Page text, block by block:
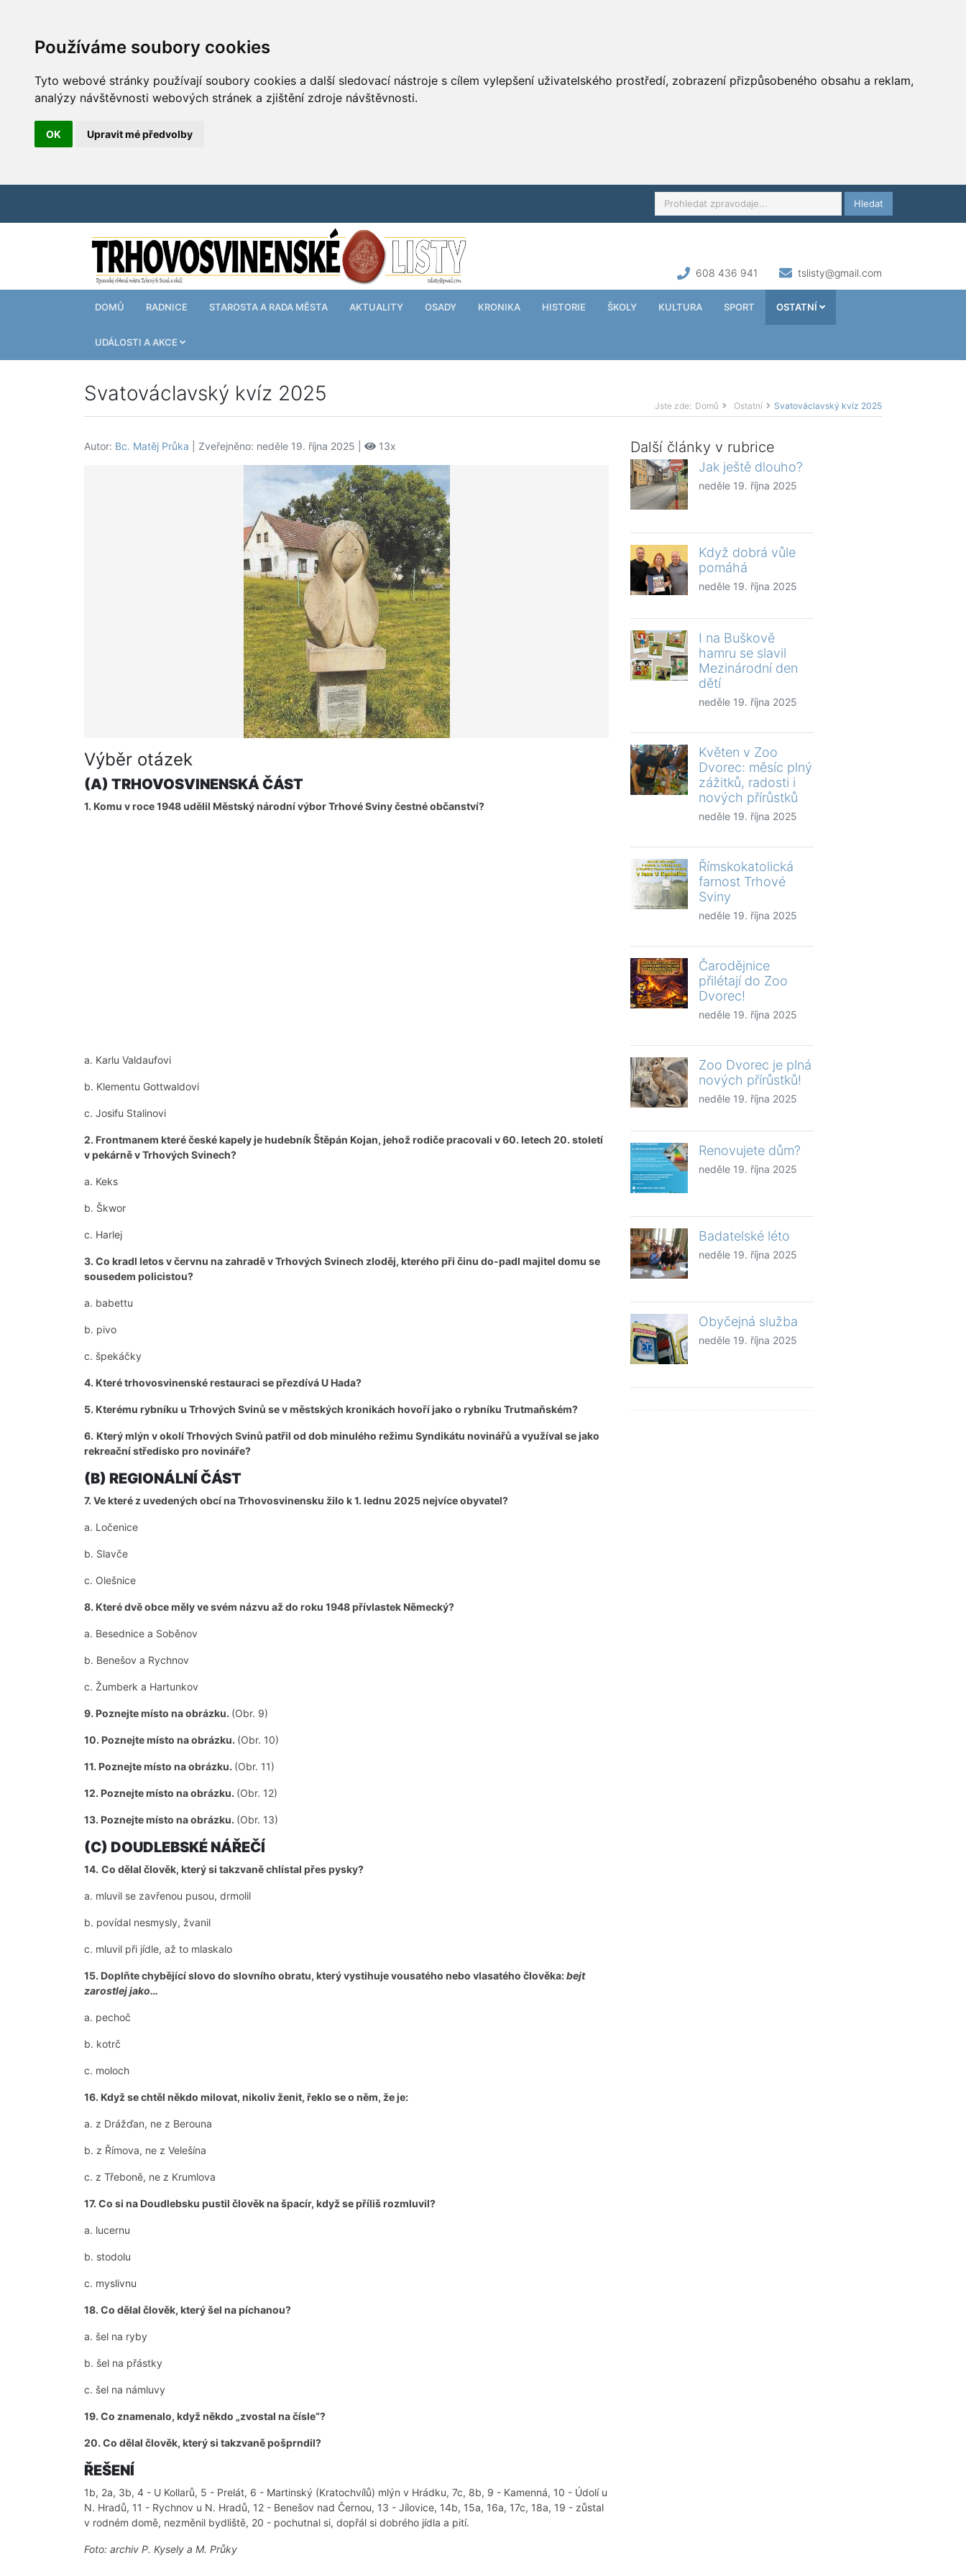
Používáme soubory cookies
Tyto webové stránky používají soubory cookies a další sledovací nástroje s cílem vylepšení uživatelského prostředí, zobrazení přizpůsobeného obsahu a reklam,
analýzy návštěvnosti webových stránek a zjištění zdroje návštěvnosti.
OK Upravit mé předvolby
Hledat
608 436 941 tslisty@gmail.com
DOMŮ RADNICE STAROSTA A RADA MĚSTA AKTUALITY OSADY KRONIKA HISTORIE ŠKOLY KULTURA SPORT OSTATNÍ
UDÁLOSTI A AKCE
Svatováclavský kvíz 2025
Jste zde: Domů Ostatní Svatováclavský kvíz 2025
Autor: Bc. Matěj Průka | Zveřejněno: neděle 19. října 2025 | 13x
Výběr otázek
(A) TRHOVOSVINENSKÁ ČÁST
1. Komu v roce 1948 udělil Městský národní výbor Trhové Sviny čestné občanství?
a. Karlu Valdaufovi
b. Klementu Gottwaldovi
c. Josifu Stalinovi
2. Frontmanem které české kapely je hudebník Štěpán Kojan, jehož rodiče pracovali v 60. letech 20. století
v pekárně v Trhových Svinech?
a. Keks
b. Škwor
c. Harlej
3. Co kradl letos v červnu na zahradě v Trhových Svinech zloděj, kterého při činu do-padl majitel domu se
sousedem policistou?
a. babettu
b. pivo
c. špekáčky
4. Které trhovosvinenské restauraci se přezdívá U Hada?
5. Kterému rybníku u Trhových Svinů se v městských kronikách hovoří jako o rybníku Trutmaňském?
6. Který mlýn v okolí Trhových Svinů patřil od dob minulého režimu Syndikátu novinářů a využíval se jako
rekreační středisko pro novináře?
(B) REGIONÁLNÍ ČÁST
7. Ve které z uvedených obcí na Trhovosvinensku žilo k 1. lednu 2025 nejvíce obyvatel?
a. Ločenice
b. Slavče
c. Olešnice
8. Které dvě obce měly ve svém názvu až do roku 1948 přívlastek Německý?
a. Besednice a Soběnov
b. Benešov a Rychnov
c. Žumberk a Hartunkov
9. Poznejte místo na obrázku. (Obr. 9)
10. Poznejte místo na obrázku. (Obr. 10)
11. Poznejte místo na obrázku. (Obr. 11)
12. Poznejte místo na obrázku. (Obr. 12)
13. Poznejte místo na obrázku. (Obr. 13)
(C) DOUDLEBSKÉ NÁŘEČÍ
14. Co dělal člověk, který si takzvaně chlístal přes pysky?
a. mluvil se zavřenou pusou, drmolil
b. povídal nesmysly, žvanil
c. mluvil při jídle, až to mlaskalo
15. Doplňte chybějící slovo do slovního obratu, který vystihuje vousatého nebo vlasatého člověka:bejt
zarostlej jako…
a. pechoč
b. kotrč
c. moloch
16. Když se chtěl někdo milovat, nikoliv ženit, řeklo se o něm, že je:
a. z Drážďan, ne z Berouna
b. z Římova, ne z Velešína
c. z Třeboně, ne z Krumlova
17. Co si na Doudlebsku pustil člověk na špacír, když se příliš rozmluvil?
a. lucernu
b. stodolu
c. myslivnu
18. Co dělal člověk, který šel na píchanou?
a. šel na ryby
b. šel na přástky
c. šel na námluvy
19. Co znamenalo, když někdo „zvostal na čísle“?
20. Co dělal člověk, který si takzvaně pošprndil?
ŘEŠENÍ
1b, 2a, 3b, 4 - U Kollarů, 5 - Prelát, 6 - Martinský (Kratochvílů) mlýn v Hrádku, 7c, 8b, 9 - Kamenná, 10 - Údolí u
N. Hradů, 11 - Rychnov u N. Hradů, 12 - Benešov nad Černou, 13 - Jílovice, 14b, 15a, 16a, 17c, 18a, 19 - zůstal
v rodném domě, nezměnil bydliště, 20 - pochutnal si, dopřál si dobrého jídla a pití.
Foto: archiv P. Kysely a M. Průky
Další články v rubrice
Jak ještě dlouho?
neděle 19. října 2025
Když dobrá vůle
pomáhá
neděle 19. října 2025
I na Buškově
hamru se slavil
Mezinárodní den
dětí
neděle 19. října 2025
Květen v Zoo
Dvorec: měsíc plný
zážitků, radosti i
nových přírůstků
neděle 19. října 2025
Římskokatolická
farnost Trhové
Sviny
neděle 19. října 2025
Čarodějnice
přilétají do Zoo
Dvorec!
neděle 19. října 2025
Zoo Dvorec je plná
nových přírůstků!
neděle 19. října 2025
Renovujete dům?
neděle 19. října 2025
Badatelské léto
neděle 19. října 2025
Obyčejná služba
neděle 19. října 2025